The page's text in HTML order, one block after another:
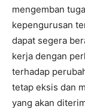
mengemban
kepengurusan
dapat segera
kerja dengan
terhadap
tetap eksis dan
yang akan